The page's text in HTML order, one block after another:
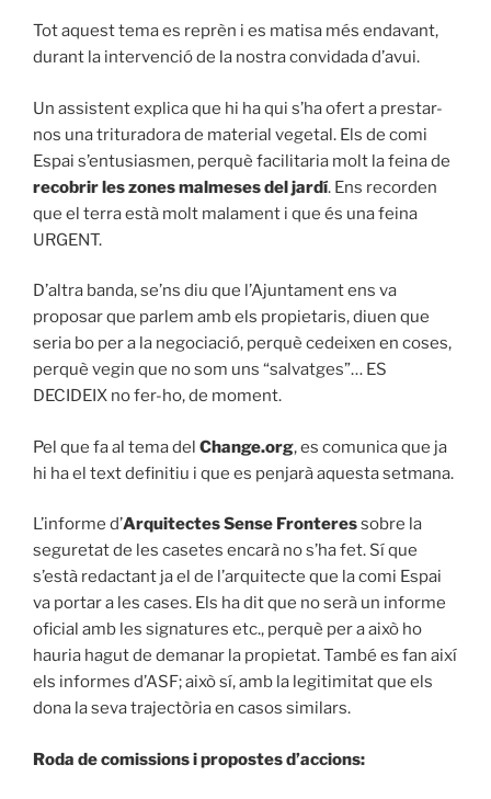
Tot aquest tema es reprèn i es matisa més endavant,
durant la intervenció de la nostra convidada d’avui.
Un assistent explica que hi ha qui s’ha ofert a prestar-
nos una trituradora de material vegetal. Els de comi
Espai s’entusiasmen, perquè facilitaria molt la feina de
recobrir les zones malmeses del jardí. Ens recorden
que el terra està molt malament i que és una feina
URGENT.
D’altra banda, se’ns diu que l’Ajuntament ens va
proposar que parlem amb els propietaris, diuen que
seria bo per a la negociació, perquè cedeixen en coses,
perquè vegin que no som uns “salvatges”… ES
DECIDEIX no fer-ho, de moment.
Pel que fa al tema del Change.org, es comunica que ja
hi ha el text definitiu i que es penjarà aquesta setmana.
L’informe d’Arquitectes Sense Fronteressobre la
seguretat de les casetes encarà no s’ha fet. Sí que
s’està redactant ja el de l’arquitecte que la comi Espai
va portar a les cases. Els ha dit que no serà un informe
oficial amb les signatures etc., perquè per a això ho
hauria hagut de demanar la propietat. També es fan així
els informes d’ASF; això sí, amb la legitimitat que els
dona la seva trajectòria en casos similars.
Roda de comissions i propostes d’accions: